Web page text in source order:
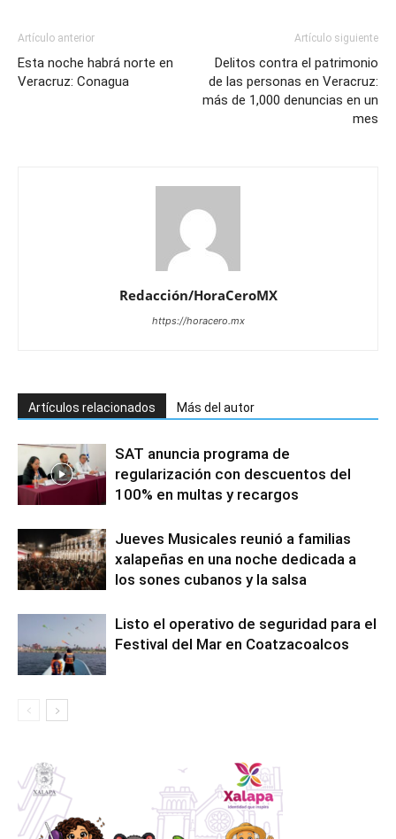
Artículo anterior
Esta noche habrá norte en
Veracruz: Conagua
Artículo siguiente
Delitos contra el patrimonio
de las personas en Veracruz:
más de 1,000 denuncias en un
mes
Redacción/HoraCeroMX
https://horacero.mx
Artículos relacionados Más del autor
SAT anuncia programa de
regularización con descuentos del
100% en multas y recargos
Jueves Musicales reunió a familias
xalapeñas en una noche dedicada a
los sones cubanos y la salsa
Listo el operativo de seguridad para el
Festival del Mar en Coatzacoalcos